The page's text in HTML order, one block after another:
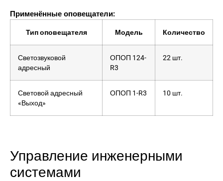
Применённые оповещатели:
Тип оповещателя Модель Количество
Светозвуковой
адресный
ОПОП 124-
R3
22 шт.
Световой адресный
«Выход»
ОПОП 1-R3 10 шт.
Управление инженерными
системами